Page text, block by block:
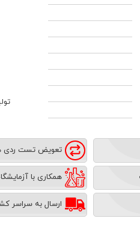
تعویض تست ردی
همکاری با
ارسال به سراسر